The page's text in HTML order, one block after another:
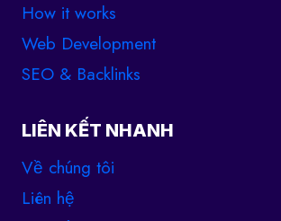
How it works
Web Development
SEO & Backlinks
LIÊN KẾT NHANH
Về chúng tôi
Liên hệ